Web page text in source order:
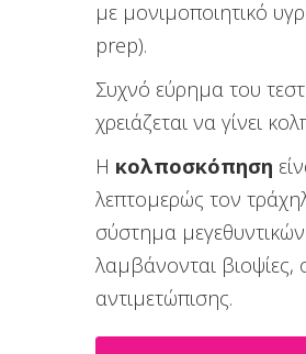
με μονιμοποιητικό
prep).
Συχνό εύρημα του
χρειάζεται να γίνει
Η κολποσκόπηση
λεπτομερώς τον
σύστημα
λαμβάνονται βιοψίες,
αντιμετώπισης.